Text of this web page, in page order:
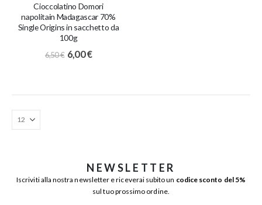
Cioccolatino Domori
napolitain Madagascar 70%
Single Origins in sacchetto da
100g
6,50€ 6,00€
NEWSLETTER
Iscriviti alla nostra newsletter e riceverai subito un codice sconto del 5%
sul tuo prossimo ordine.